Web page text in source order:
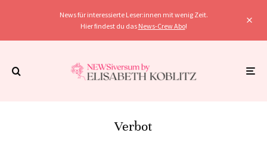
News für interessierte Leser:innen mit wenig Zeit.
Hier findest du das News-Crew Abo!
Verbot